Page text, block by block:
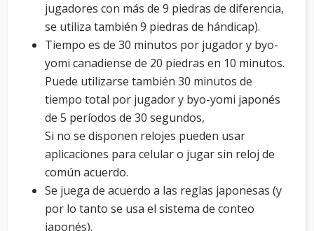
jugadores con más de 9 piedras de diferencia,
se utiliza también 9 piedras de hándicap).
Tiempo es de 30 minutos por jugador y byo-
yomi canadiense de 20 piedras en 10 minutos.
Puede utilizarse también 30 minutos de
tiempo total por jugador y byo-yomi japonés
de 5 períodos de 30 segundos,
Si no se disponen relojes pueden usar
aplicaciones para celular o jugar sin reloj de
común acuerdo.
Se juega de acuerdo a las reglas japonesas (y
por lo tanto se usa el sistema de conteo
japonés).